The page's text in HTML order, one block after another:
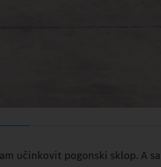
učinkovit pogonski sklop. A